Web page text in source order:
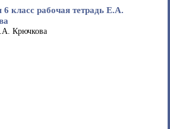
6 класс рабочая тетрадь Е.А.
Крючкова